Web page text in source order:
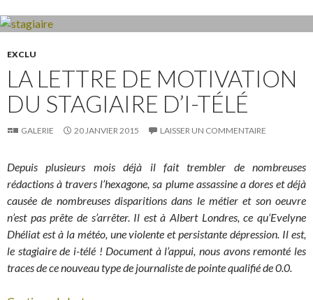
EXCLU
LA LETTRE DE MOTIVATION
DU STAGIAIRE D’I-TÉLÉ
GALERIE 20 JANVIER 2015 LAISSER UN COMMENTAIRE
Depuis plusieurs mois déjà il fait trembler de nombreuses
rédactions à travers l’hexagone, sa plume assassine a dores et déjà
causée de nombreuses disparitions dans le métier et son oeuvre
n’est pas prête de s’arrêter. Il est à Albert Londres, ce qu’Evelyne
Dhéliat est à la météo, une violente et persistante dépression. Il est,
le stagiaire de i-télé ! Document à l’appui, nous avons remonté les
traces de ce nouveau type de journaliste de pointe qualifié de 0.0.